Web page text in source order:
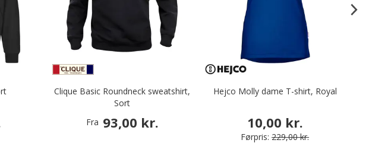
Clique Basic Roundneck sweatshirt,
Sort
Fra 93,00 kr.
Hejco Molly dame T-shirt, Royal
10,00 kr.
Førpris: 229,00 kr.